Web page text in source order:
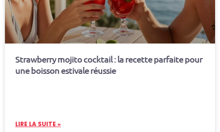
Strawberry mojito cocktail : la recette parfaite pour
une boisson estivale réussie
LIRE LA SUITE »